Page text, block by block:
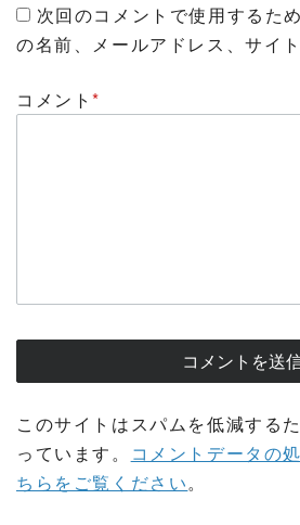
次回のコメントで使用するた
の名前、メールアドレス、サイト
コメント*
このサイトはスパムを低減する
っています。
コメントデータの
ちらをご覧ください。